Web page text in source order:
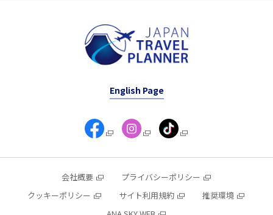
English Page
会社概要
プライバシーポリシー
クッキーポリシー
サイト利用規約
推奨環境